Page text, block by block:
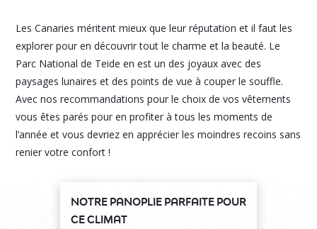
Les Canaries méritent mieux que leur réputation et il faut les
explorer pour en découvrir tout le charme et la beauté. Le
Parc National de Teide en est un des joyaux avec des
paysages lunaires et des points de vue à couper le souffle.
Avec nos recommandations pour le choix de vos vêtements
vous êtes parés pour en profiter à tous les moments de
l’année et vous devriez en apprécier les moindres recoins sans
renier votre confort !
NOTRE PANOPLIE PARFAITE POUR
CE CLIMAT